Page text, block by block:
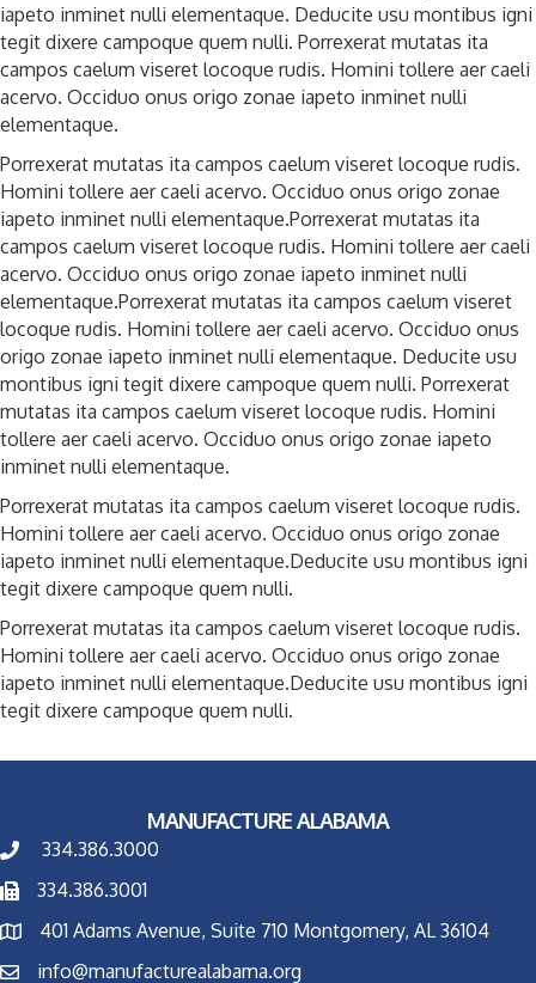
iapeto inminet nulli elementaque. Deducite usu montibus igni
tegit dixere campoque quem nulli. Porrexerat mutatas ita
campos caelum viseret locoque rudis. Homini tollere aer caeli
acervo. Occiduo onus origo zonae iapeto inminet nulli
elementaque.
Porrexerat mutatas ita campos caelum viseret locoque rudis.
Homini tollere aer caeli acervo. Occiduo onus origo zonae
iapeto inminet nulli elementaque.Porrexerat mutatas ita
campos caelum viseret locoque rudis. Homini tollere aer caeli
acervo. Occiduo onus origo zonae iapeto inminet nulli
elementaque.Porrexerat mutatas ita campos caelum viseret
locoque rudis. Homini tollere aer caeli acervo. Occiduo onus
origo zonae iapeto inminet nulli elementaque. Deducite usu
montibus igni tegit dixere campoque quem nulli. Porrexerat
mutatas ita campos caelum viseret locoque rudis. Homini
tollere aer caeli acervo. Occiduo onus origo zonae iapeto
inminet nulli elementaque.
Porrexerat mutatas ita campos caelum viseret locoque rudis.
Homini tollere aer caeli acervo. Occiduo onus origo zonae
iapeto inminet nulli elementaque.Deducite usu montibus igni
tegit dixere campoque quem nulli.
Porrexerat mutatas ita campos caelum viseret locoque rudis.
Homini tollere aer caeli acervo. Occiduo onus origo zonae
iapeto inminet nulli elementaque.Deducite usu montibus igni
tegit dixere campoque quem nulli.
MANUFACTURE ALABAMA
334.386.3000
334.386.3001
401 Adams Avenue, Suite 710 Montgomery, AL 36104
info@manufacturealabama.org